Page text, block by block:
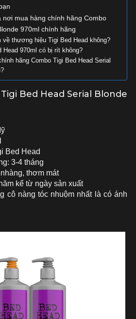
nơi mua hàng chính hãng Combo
970ml chính hãng
về thương hiệu Tigi Bed Head không?
Head 970ml có bị rít không?
hãng Combo Tigi Bed Head Serial
Bed Head Serial Blonde
Bed Head
3-4 tháng
thơm mát
kể từ ngày sản xuất
cô nàng tóc nhuộm nhất là có ánh